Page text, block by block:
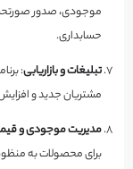
موجودی، صدور
حسابداری.
تبلیغات و بازاریابی:
مشتریان جدید و
مدیریت موجودی و
برای محصولات به